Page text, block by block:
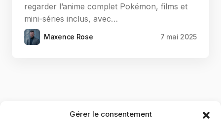
Gérer le consentement
regarder l’anime complet Pokémon, films et
mini-séries inclus, avec…
Maxence Rose 7 mai 2025